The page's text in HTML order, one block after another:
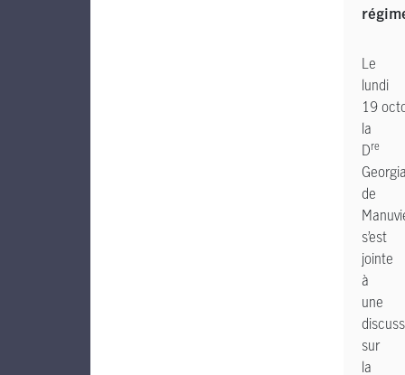
Le
lundi
19
la
Dre
de
s’est
jointe
à
une
sur
la